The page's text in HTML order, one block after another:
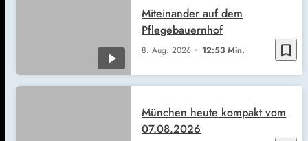
bookmark_border
8. Aug. 2026 12:53 Min.
Miteinander auf dem
Pflegebauernhof
München heute kompakt vom
07.08.2026